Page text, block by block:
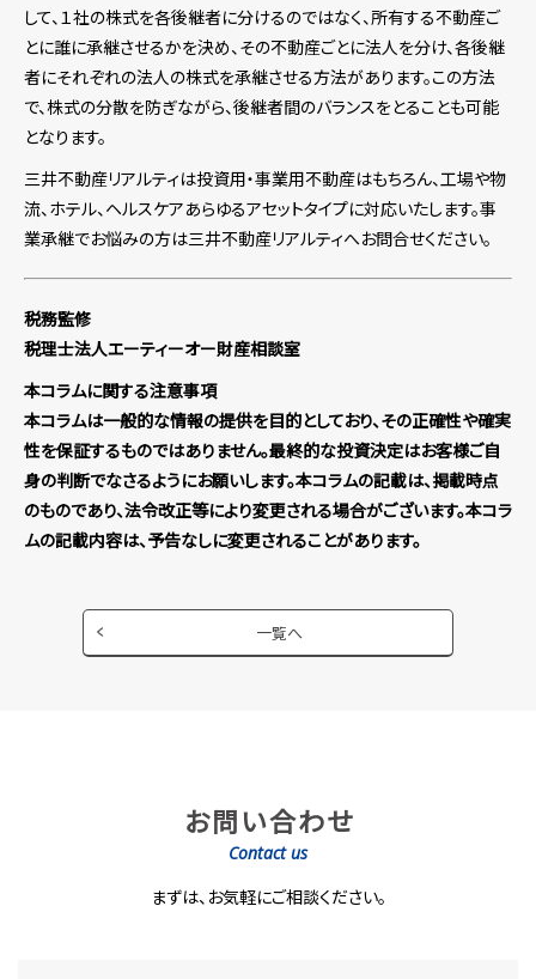
して、１社の株式を各後継者に分けるのではなく、所有する不動産ご
とに誰に承継させるかを決め、その不動産ごとに法人を分け、各後継
者にそれぞれの法人の株式を承継させる方法があります。この方法
で、株式の分散を防ぎながら、後継者間のバランスをとることも可能
となります。
三井不動産リアルティは投資用・事業用不動産はもちろん、工場や物
流、ホテル、ヘルスケアあらゆるアセットタイプに対応いたします。事
業承継でお悩みの方は三井不動産リアルティへお問合せください。
税務監修
税理士法人エーティーオー財産相談室
本コラムに関する注意事項
本コラムは一般的な情報の提供を目的としており、その正確性や確実
性を保証するものではありません。最終的な投資決定はお客様ご自
身の判断でなさるようにお願いします。本コラムの記載は、掲載時点
のものであり、法令改正等により変更される場合がございます。本コラ
ムの記載内容は、予告なしに変更されることがあります。
一覧へ
お問い合わせ
Contact us
まずは、お気軽にご相談ください。